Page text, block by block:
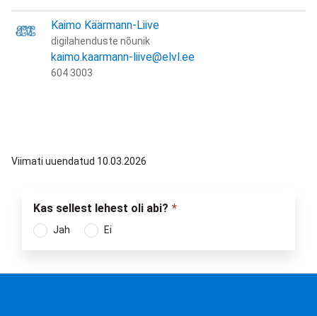
Kaimo Käärmann-Liive
digilahenduste nõunik
kaimo.kaarmann-liive@elvl.ee
604 3003
Viimati uuendatud 10.03.2026
Kas sellest lehest oli abi?
Jah Ei